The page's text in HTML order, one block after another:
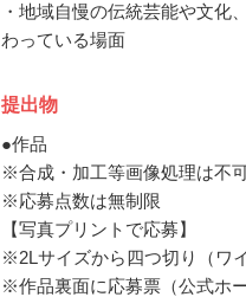
・地域自慢の伝統芸能や文化
わっている場面
提出物
●作品
※合成・加工等画像処理は不
※応募点数は無制限
【写真プリントで応募】
※2Lサイズから四つ切り（ワ
※作品裏面に応募票（公式ホ